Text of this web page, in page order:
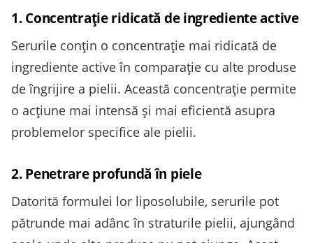
1. Concentrație ridicată de ingrediente active
Serurile conțin o concentrație mai ridicată de
ingrediente active în comparație cu alte produse
de îngrijire a pielii. Această concentrație permite
o acțiune mai intensă și mai eficientă asupra
problemelor specifice ale pielii.
2. Penetrare profundă în piele
Datorită formulei lor liposolubile, serurile pot
pătrunde mai adânc în straturile pielii, ajungând